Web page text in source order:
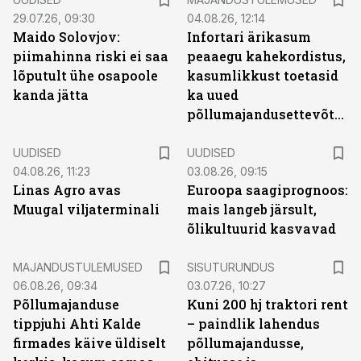
29.07.26, 09:30
Maido Solovjov:
piimahinna riski ei saa
lõputult ühe osapoole
kanda jätta
04.08.26, 12:14
Infortari ärikasum
peaaegu kahekordistus,
kasumlikkust toetasid
ka uued
põllumajandusettevõtted
UUDISED
04.08.26, 11:23
Linas Agro avas
Muugal viljaterminali
UUDISED
03.08.26, 09:15
Euroopa saagiprognoos:
mais langeb järsult,
õlikultuurid kasvavad
MAJANDUSTULEMUSED
06.08.26, 09:34
Põllumajanduse
tippjuhi Ahti Kalde
firmades käive üldiselt
SISUTURUNDUS
03.07.26, 10:27
Kuni 200 hj traktori rent
– paindlik lahendus
põllumajandusse,